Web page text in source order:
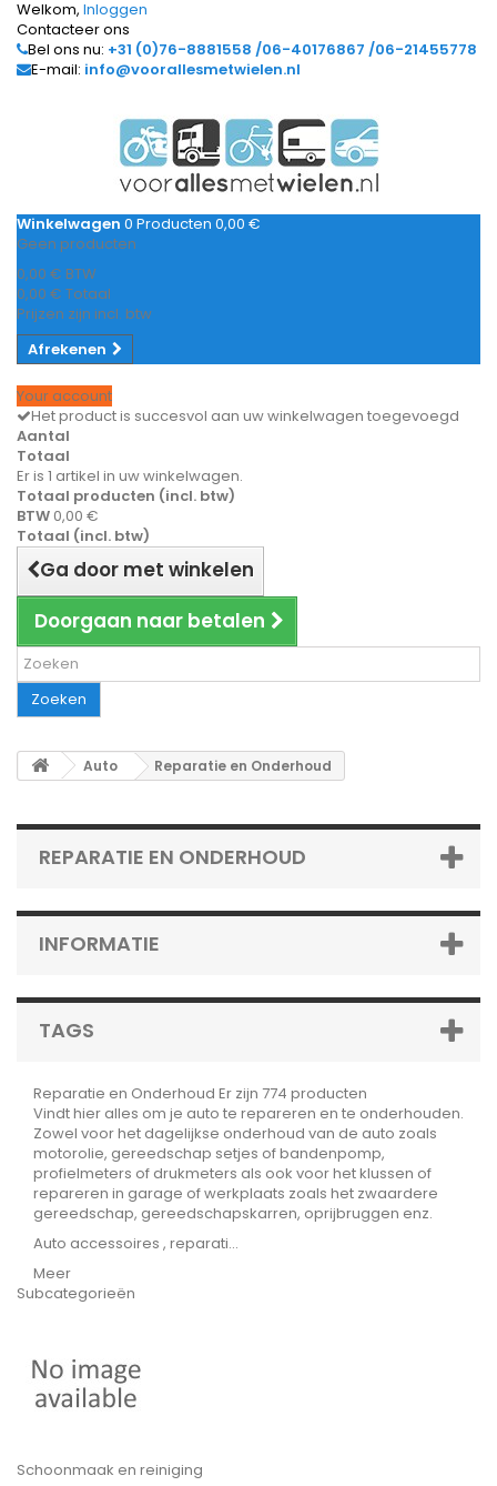
Welkom, Inloggen
Contacteer ons
Bel ons nu: +31 (0)76-8881558 /06-40176867 /06-21455778
E-mail: info@voorallesmetwielen.nl
Winkelwagen 0 Producten 0,00 €
Geen producten
0,00 € BTW
0,00 € Totaal
Prijzen zijn incl. btw
Afrekenen
Your account
Het product is succesvol aan uw winkelwagen toegevoegd
Aantal
Totaal
Er is 1 artikel in uw winkelwagen.
Totaal producten (incl. btw)
BTW 0,00 €
Totaal (incl. btw)
Ga door met winkelen
Doorgaan naar betalen
Zoeken
Auto Reparatie en Onderhoud
REPARATIE EN ONDERHOUD
INFORMATIE
TAGS
Reparatie en Onderhoud Er zijn 774 producten
Vindt hier alles om je auto te repareren en te onderhouden.
Zowel voor het dagelijkse onderhoud van de auto zoals
motorolie, gereedschap setjes of bandenpomp,
profielmeters of drukmeters als ook voor het klussen of
repareren in garage of werkplaats zoals het zwaardere
gereedschap, gereedschapskarren, oprijbruggen enz.
Auto accessoires , reparati...
Meer
Subcategorieën
Schoonmaak en reiniging